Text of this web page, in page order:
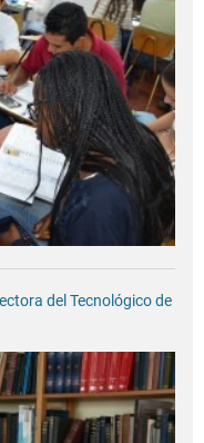
del Tecnológico de